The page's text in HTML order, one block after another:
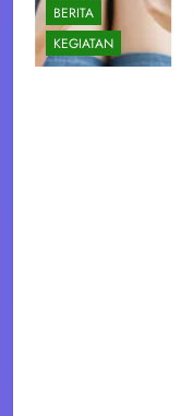
BERITA
KEGIATAN